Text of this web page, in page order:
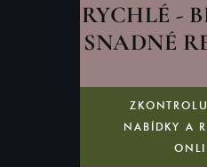
RYCHLÉ -
SNADNÉ
NABÍDKY A